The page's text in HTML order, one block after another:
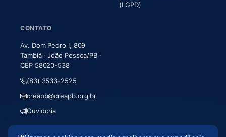
(LGPD)
CONTATO
Av. Dom Pedro I, 809
Tambiá · João Pessoa/PB ·
CEP 58020-538
(83) 3533-2525
creapb@creapb.org.br
Ouvidoria